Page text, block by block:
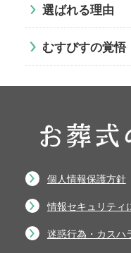
選ばれる理由
むすびすの覚悟
個人情報保護方針
情報セキュリティ
迷惑行為・カスハ